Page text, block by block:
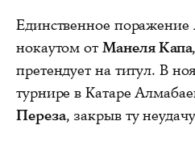
Единственное поражение
нокаутом от Манеля Капа
претендует на титул. В
турнире в Катаре
Переза, закрыв ту